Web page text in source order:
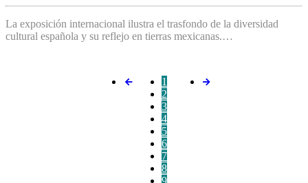
La exposición internacional ilustra el trasfondo de la diversidad
cultural española y su reflejo en tierras mexicanas.…
1
2
3
4
5
6
7
8
9